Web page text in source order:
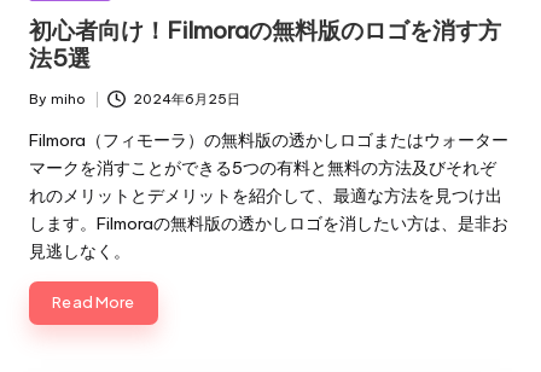
in
初心者向け！Filmoraの無料版のロゴを消す方
法5選
Posted
by
By miho 2024年6月25日
Filmora（フィモーラ）の無料版の透かしロゴまたはウォーター
マークを消すことができる5つの有料と無料の方法及びそれぞ
れのメリットとデメリットを紹介して、最適な方法を見つけ出
します。Filmoraの無料版の透かしロゴを消したい方は、是非お
見逃しなく。
Read More